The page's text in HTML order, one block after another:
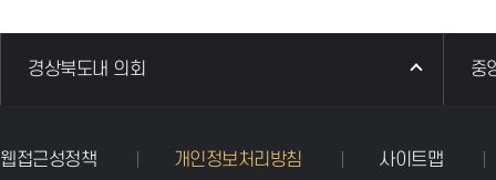
경상북도내 의회 중
웹접근성정책 개인정보처리방침 사이트맵